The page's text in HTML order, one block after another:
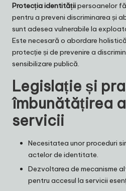
Protecția identitățiipersoanelor
pentru a preveni discriminarea și
sunt adesea vulnerabile la
Este necesară o abordare
protecție și de prevenire a
sensibilizare publică.
Legislație și
îmbunătățirea
servicii
Necesitatea unor proceduri
actelor de identitate.
Dezvoltarea de mecanisme
pentru accesul la servicii